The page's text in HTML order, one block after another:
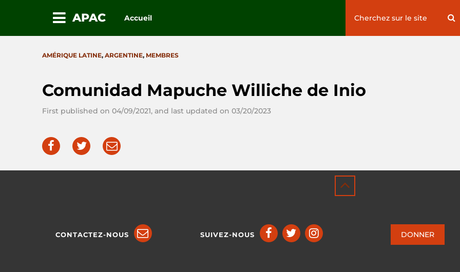
APAC Accueil
Search
CATEGORIES
AMÉRIQUE LATINE, ARGENTINE, MEMBRES
Comunidad Mapuche Williche de Inio
First published on 04/09/2021, and last updated on 03/20/2023
CONTACTEZ-NOUS SUIVEZ-NOUS DONNER